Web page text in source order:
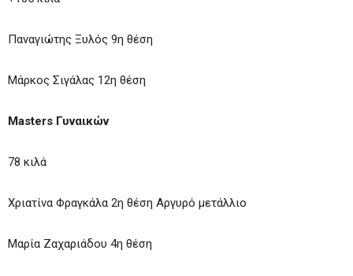
Παναγιώτης Ξυλός 9η θέση
Μάρκος Σιγάλας 12η θέση
Masters Γυναικών
78 κιλά
Χριατίνα Φραγκάλα 2η θέση Αργυρό μετάλλιο
Μαρία Ζαχαριάδου 4η θέση